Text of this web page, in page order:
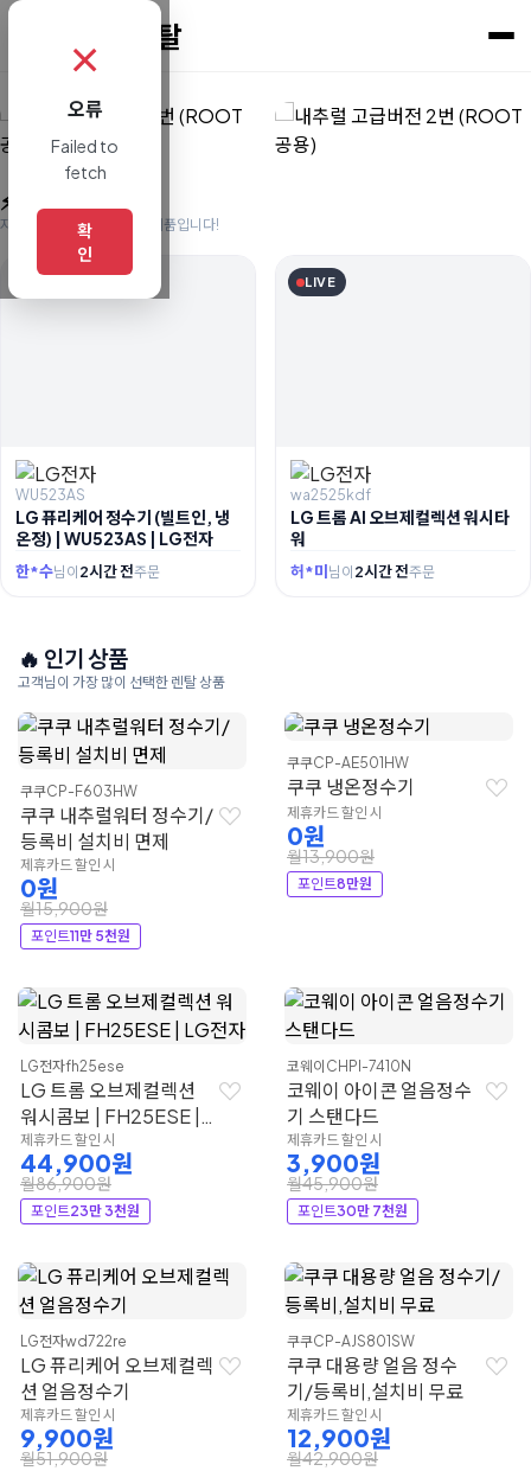
⚡ 실시간 주문
지금 고객님들이 찾으시는 제품입니다!
WU523AS
LG 퓨리케어 정수기 (빌트인, 냉
온정) | WU523AS | LG전자
한*수님이 2시간 전주문
LIVE
wa2525kdf
LG 트롬 AI 오브제컬렉션 워시타
워
허*미 님이 2시간 전주문
🔥 인기 상품
고객님이 가장 많이 선택한 렌탈 상품
쿠쿠CP-F603HW
쿠쿠 내추럴워터 정수기/
등록비 설치비 면제
제휴카드 할인 시
0원
월15,900원
포인트11만 5천원
쿠쿠CP-AE501HW
쿠쿠 냉온정수기
제휴카드 할인 시
0원
월13,900원
포인트8만원
LG전자fh25ese
LG 트롬 오브제컬렉션
워시콤보 | FH25ESE |
LG전자
제휴카드 할인 시
44,900원
월86,900원
포인트23만 3천원
코웨이 CHPI-7410N
코웨이 아이콘 얼음정수
기 스탠다드
제휴카드 할인 시
3,900원
월45,900원
포인트30만 7천원
LG전자wd722re
LG 퓨리케어 오브제컬렉
션 얼음정수기
제휴카드 할인 시
9,900원
월51,900원
쿠쿠CP-AJS801SW
쿠쿠 대용량 얼음 정수
기/등록비,설치비 무료
제휴카드 할인 시
12,900원
월42,900원
✗
오류
Failed to
fetch
확
인